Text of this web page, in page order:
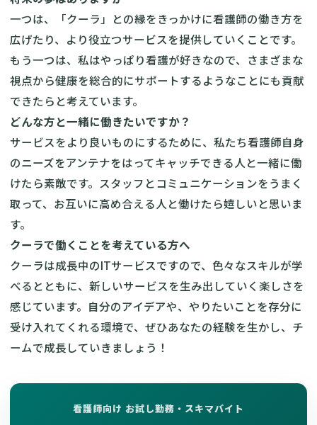
一つは、「クーラ」との縁をきっかけに看護師の働き方を
広げたり、より役立つサービスを提供していくことです。
もう一つは、私はやっぱり看護が好きなので、さまざまな
視点から健康を総合的にサポートするようなことにも貢献
できたらと考えています。
どんな方と一緒に働きたいですか？
サービスをより良いものにするために、私たち看護師自身
のニーズをアンテナをはってキャッチできる人と一緒に働
けたら素敵です。スタッフとコミュニケーションをうまく
取って、お互いに高め合える人と働けたら嬉しいと思いま
す。
クーラで働くことを考えている方へ
クーラは成長中のITサービスですので、色々なスキルが学
べるとともに、新しいサービスを生み出していく楽しさを
感じています。自分のアイデアや、やりたいことを存分に
受け入れてくれる環境で、ぜひあなたの経験を生かし、チ
ームで成長していきましょう！
看護師向け お試し勤務・スキマバイト